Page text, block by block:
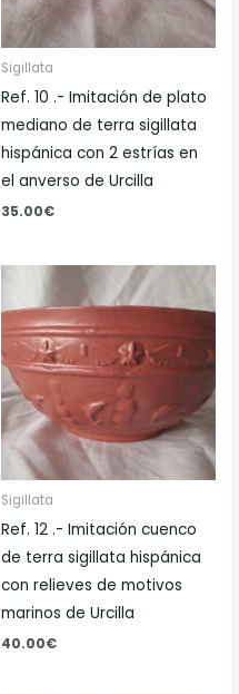
Sigillata
Ref. 10 .- Imitación de plato
mediano de terra sigillata
hispánica con 2 estrías en
el anverso de Urcilla
35.00€
Sigillata
Ref. 12 .- Imitación cuenco
de terra sigillata hispánica
con relieves de motivos
marinos de Urcilla
40.00€